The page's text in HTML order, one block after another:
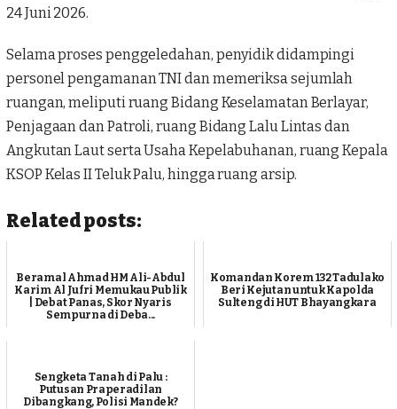
24 Juni 2026.
Selama proses penggeledahan, penyidik didampingi
personel pengamanan TNI dan memeriksa sejumlah
ruangan, meliputi ruang Bidang Keselamatan Berlayar,
Penjagaan dan Patroli, ruang Bidang Lalu Lintas dan
Angkutan Laut serta Usaha Kepelabuhanan, ruang Kepala
KSOP Kelas II Teluk Palu, hingga ruang arsip.
Related posts:
Beramal Ahmad HM Ali-Abdul
Karim Al Jufri Memukau Publik
| Debat Panas, Skor Nyaris
Sempurna di Deba...
Komandan Korem 132 Tadulako
Beri Kejutan untuk Kapolda
Sulteng di HUT Bhayangkara
Sengketa Tanah di Palu :
Putusan Praperadilan
Dibangkang, Polisi Mandek?